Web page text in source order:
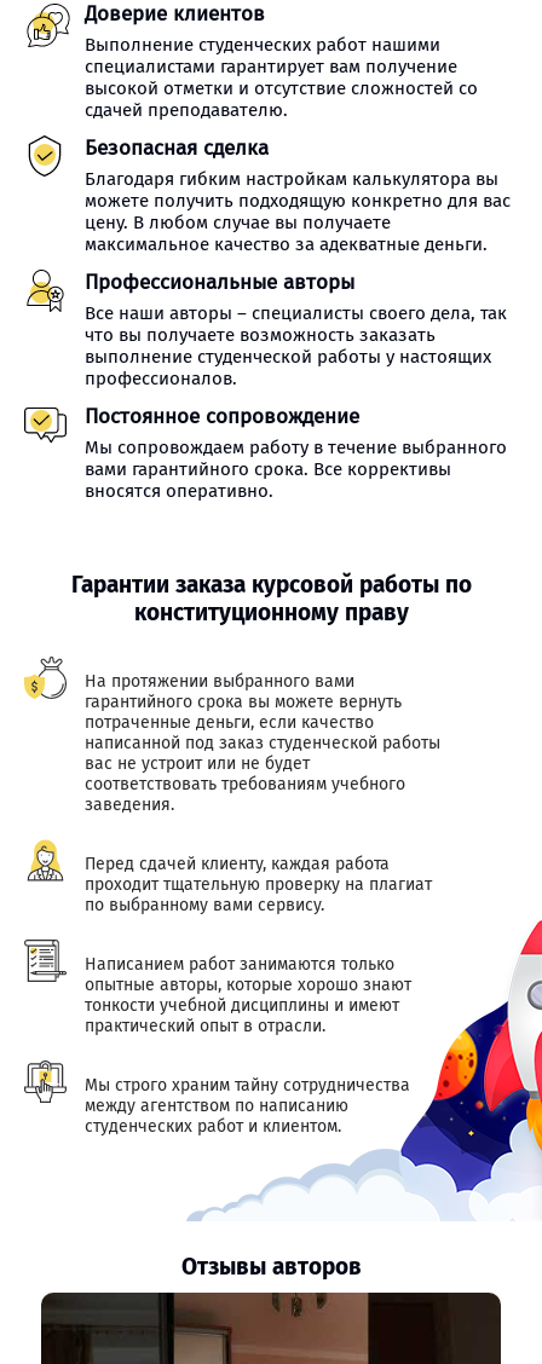
Доверие клиентов
Выполнение студенческих работ нашими
специалистами гарантирует вам получение
высокой отметки и отсутствие сложностей со
сдачей преподавателю.
Безопасная сделка
Благодаря гибким настройкам калькулятора вы
можете получить подходящую конкретно для вас
цену. В любом случае вы получаете
максимальное качество за адекватные деньги.
Профессиональные авторы
Все наши авторы – специалисты своего дела, так
что вы получаете возможность заказать
выполнение студенческой работы у настоящих
профессионалов.
Постоянное сопровождение
Мы сопровождаем работу в течение выбранного
вами гарантийного срока. Все коррективы
вносятся оперативно.
Гарантии заказа курсовой работы по
конституционному праву
На протяжении выбранного вами
гарантийного срока вы можете вернуть
потраченные деньги, если качество
написанной под заказ студенческой работы
вас не устроит или не будет
соответствовать требованиям учебного
заведения.
Перед сдачей клиенту, каждая работа
проходит тщательную проверку на плагиат
по выбранному вами сервису.
Написанием работ занимаются только
опытные авторы, которые хорошо знают
тонкости учебной дисциплины и имеют
практический опыт в отрасли.
Мы строго храним тайну сотрудничества
между агентством по написанию
студенческих работ и клиентом.
Отзывы авторов